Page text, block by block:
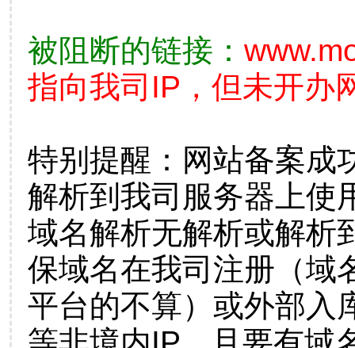
被阻断的链接：
指向我司IP，但未开办
特别提醒：网站备案成
解析到我司服务器上使
域名解析无解析或解析
保域名在我司注册（域
平台的不算）或外部入